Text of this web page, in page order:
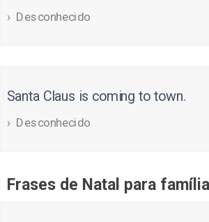
Desconhecido
Santa Claus is coming to town.
Desconhecido
Frases de Natal para família